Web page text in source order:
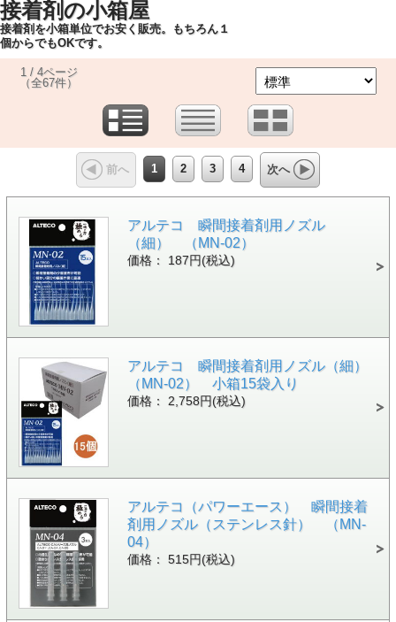
接着剤の小箱屋
接着剤を小箱単位でお安く販売。もちろん１
個からでもOKです。
1 / 4ページ
（全67件）
前へ 1 2 3 4 次へ
アルテコ 瞬間接着剤用ノズル
（細） （MN-02）
価格： 187円(税込)
アルテコ 瞬間接着剤用ノズル（細）
（MN-02） 小箱15袋入り
価格： 2,758円(税込)
アルテコ（パワーエース） 瞬間接着
剤用ノズル（ステンレス針） （MN-
04）
価格： 515円(税込)